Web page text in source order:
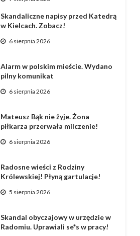
Skandaliczne napisy przed Katedrą
w Kielcach. Zobacz!
6 sierpnia 2026
Alarm w polskim mieście. Wydano
pilny komunikat
6 sierpnia 2026
Mateusz Bąk nie żyje. Żona
piłkarza przerwała milczenie!
6 sierpnia 2026
Radosne wieści z Rodziny
Królewskiej! Płyną gartulacje!
5 sierpnia 2026
Skandal obyczajowy w urzędzie w
Radomiu. Uprawiali se*s w pracy!